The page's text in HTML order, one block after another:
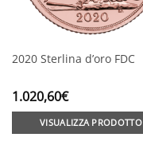
2020 Sterlina d’oro FDC
1.020,60€
VISUALIZZA PRODOTTO